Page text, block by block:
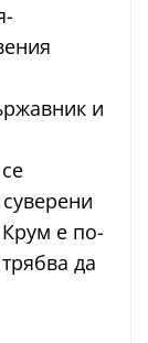
и
е по-
да